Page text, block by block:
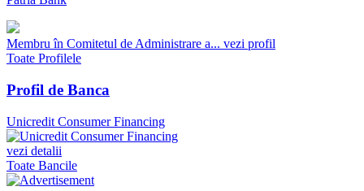
Membru în Comitetul de Administrare a... vezi profil
Toate Profilele
Profil de Banca
Unicredit Consumer Financing
vezi detalii
Toate Bancile